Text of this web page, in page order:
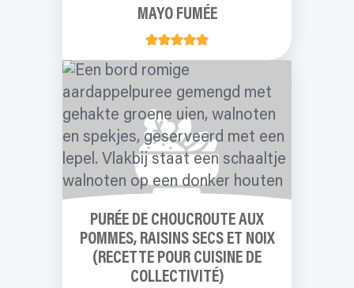
MAYO FUMÉE
PURÉE DE CHOUCROUTE AUX
POMMES, RAISINS SECS ET NOIX
(RECETTE POUR CUISINE DE
COLLECTIVITÉ)